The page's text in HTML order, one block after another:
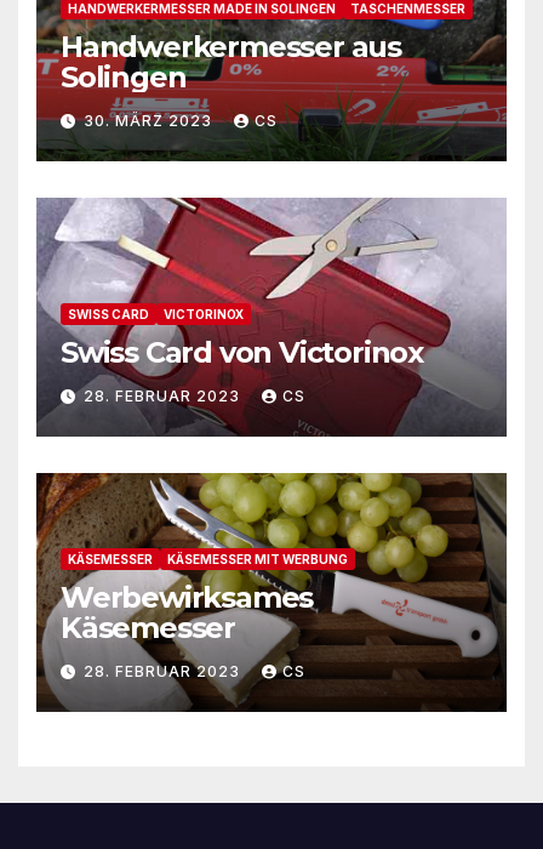
HANDWERKERMESSER MADE IN SOLINGEN
TASCHENMESSER
Handwerkermesser aus
Solingen
30. MÄRZ 2023 CS
SWISS CARD VICTORINOX
Swiss Card von Victorinox
28. FEBRUAR 2023 CS
KÄSEMESSER KÄSEMESSER MIT WERBUNG
Werbewirksames
Käsemesser
28. FEBRUAR 2023 CS